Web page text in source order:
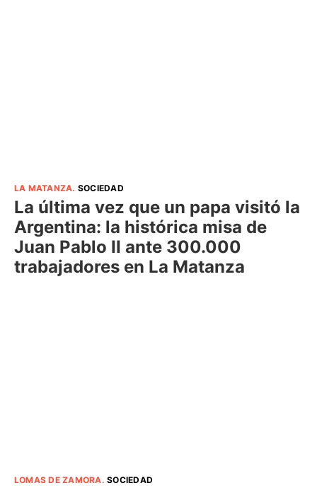
LA MATANZA. SOCIEDAD
La última vez que un papa visitó la
Argentina: la histórica misa de
Juan Pablo II ante 300.000
trabajadores en La Matanza
LOMAS DE ZAMORA.SOCIEDAD